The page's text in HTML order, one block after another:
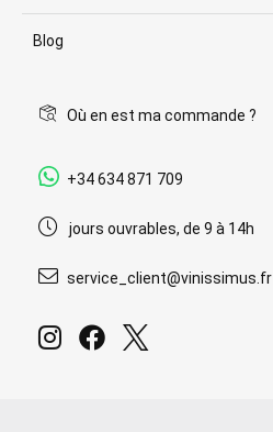
Blog
Où en est ma commande ?
+34 634 871 709
jours ouvrables, de 9 à 14h
service_client@vinissimus.fr